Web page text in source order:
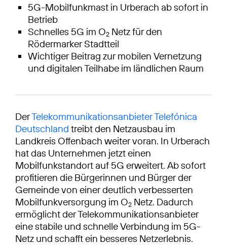
5G-Mobilfunkmast in Urberach ab sofort in
Betrieb
Schnelles 5G im O2 Netz für den
Rödermarker Stadtteil
Wichtiger Beitrag zur mobilen Vernetzung
und digitalen Teilhabe im ländlichen Raum
DerTelekommunikationsanbieter Telefónica
Deutschland treibt den Netzausbau im
Landkreis Offenbach weiter voran. In Urberach
hat das Unternehmen jetzt einen
Mobilfunkstandort auf 5G erweitert. Ab sofort
profitieren die Bürgerinnen und Bürger der
Gemeinde von einer deutlich verbesserten
Mobilfunkversorgung im O2 Netz. Dadurch
ermöglicht der Telekommunikationsanbieter
eine stabile und schnelle Verbindung im 5G-
Netz und schafft ein besseres Netzerlebnis.